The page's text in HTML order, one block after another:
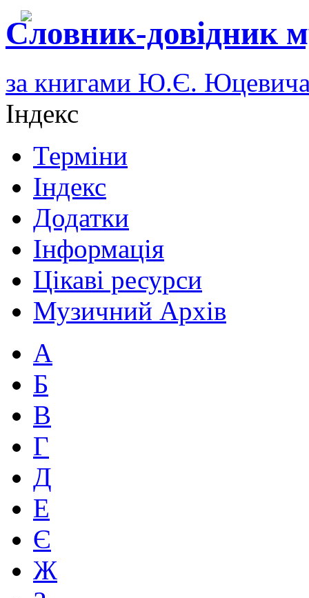
Словник-довідник
за книгами Ю.Є.
Індекс
Терміни
Індекс
Додатки
Інформація
Цікаві ресурси
Музичний Архів
А
Б
В
Г
Д
Е
Є
Ж